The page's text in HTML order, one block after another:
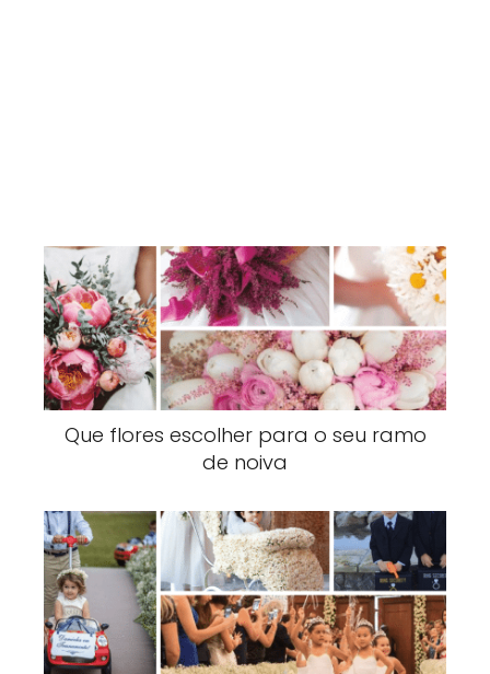
Que flores escolher para o seu ramo
de noiva